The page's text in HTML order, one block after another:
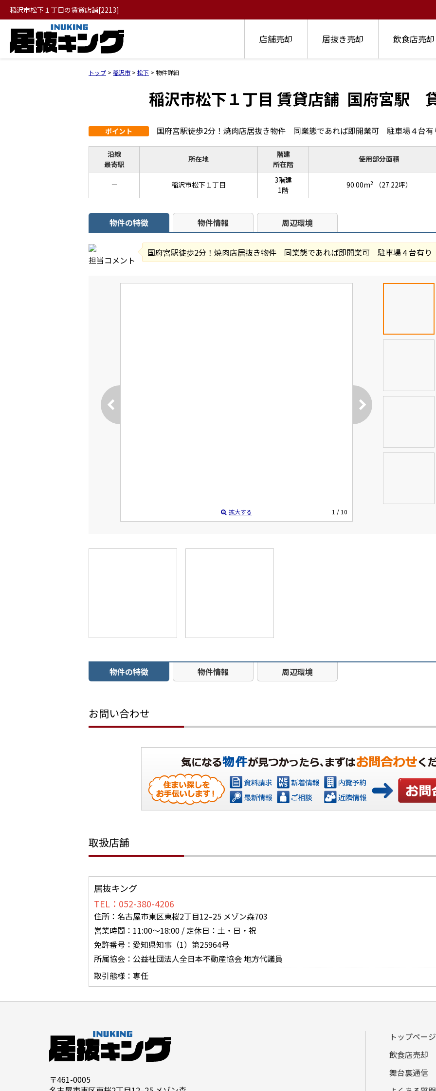
稲沢市松下１丁目の賃貸店舗[2213]
店舗売却 居抜き売却 飲食店売却
トップ > 稲沢市 > 松下 > 物件詳細
稲沢市松下１丁目 賃貸店舗 国府宮駅
ポイント 国府宮駅徒歩2分！焼肉店居抜き物件 同業態であれば即開業可 駐車場４台
沿線
最寄駅
所在地
階建
所在階
使用部分面積
－ 稲沢市松下１丁目
3階建
1階
90.00m2 （27.22坪）
物件の特徴 物件情報 周辺環境
担当コメント
国府宮駅徒歩2分！焼肉店居抜き物件 同業態であれば即開業可 駐車場４台有
拡大する 1 / 10
物件の特徴 物件情報 周辺環境
お問い合わせ
お問い合
取扱店舗
居抜キング
TEL：052-380-4206
住所：名古屋市東区東桜2丁目12–25 メゾン森703
営業時間：11:00〜18:00 / 定休日：土・日・祝
免許番号：愛知県知事（1）第25964号
所属協会：公益社団法人全日本不動産協会 地方代議員
取引態様：専任
〒461-0005
トップページ
飲食店売却
舞台裏通信